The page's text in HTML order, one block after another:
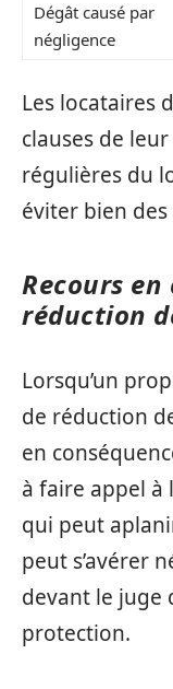
Dégât causé par
négligence
Les locataires
clauses de
régulières du
éviter bien
Recours
réduction
Lorsqu’un
de réduction
en
à faire appel à
qui peut
peut s’avérer
devant le juge
protection.